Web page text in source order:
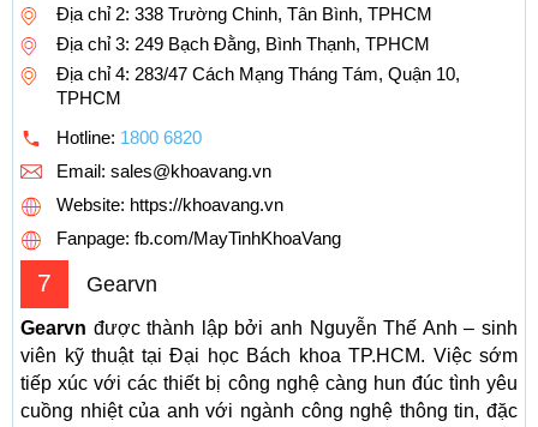
Địa chỉ 2: 338 Trường Chinh, Tân Bình, TPHCM
Địa chỉ 3: 249 Bạch Đằng, Bình Thạnh, TPHCM
Địa chỉ 4: 283/47 Cách Mạng Tháng Tám, Quận 10,
TPHCM
Hotline: 1800 6820
Email: sales@khoavang.vn
Website: https://khoavang.vn
Fanpage: fb.com/MayTinhKhoaVang
7 Gearvn
Gearvn được thành lập bởi anh Nguyễn Thế Anh – sinh
viên kỹ thuật tại Đại học Bách khoa TP.HCM. Việc sớm
tiếp xúc với các thiết bị công nghệ càng hun đúc tình yêu
cuồng nhiệt của anh với ngành công nghệ thông tin, đặc